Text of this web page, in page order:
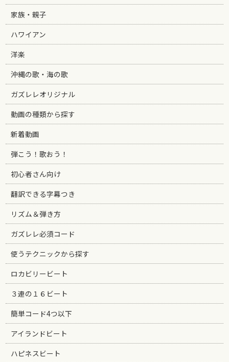
家族・親子
ハワイアン
洋楽
沖縄の歌・海の歌
ガズレレオリジナル
動画の種類から探す
新着動画
弾こう！歌おう！
初心者さん向け
翻訳できる字幕つき
リズム＆弾き方
ガズレレ必須コード
使うテクニックから探す
ロカビリービート
３連の１６ビート
簡単コード4つ以下
アイランドビート
ハピネスビート